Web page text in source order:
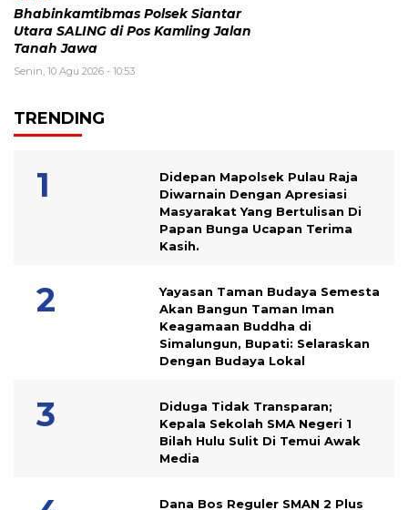
Bhabinkamtibmas Polsek Siantar
Utara SALING di Pos Kamling Jalan
Tanah Jawa
Senin, 10 Agu 2026 - 10:53
TRENDING
Didepan Mapolsek Pulau Raja
Diwarnain Dengan Apresiasi
Masyarakat Yang Bertulisan Di
Papan Bunga Ucapan Terima
Kasih.
Yayasan Taman Budaya Semesta
Akan Bangun Taman Iman
Keagamaan Buddha di
Simalungun, Bupati: Selaraskan
Dengan Budaya Lokal
Diduga Tidak Transparan;
Kepala Sekolah SMA Negeri 1
Bilah Hulu Sulit Di Temui Awak
Media
Dana Bos Reguler SMAN 2 Plus